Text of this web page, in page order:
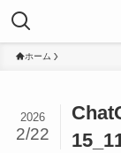
ホーム
2026
2/22